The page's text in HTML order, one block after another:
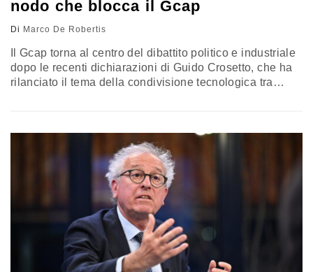
nodo che blocca il Gcap
Di Marco De Robertis
Il Gcap torna al centro del dibattito politico e industriale
dopo le recenti dichiarazioni di Guido Crosetto, che ha
rilanciato il tema della condivisione tecnologica tra
paritaria. Sullo sfondo emerge una tensione strutturale
tra tutela degli interessi nazionali e necessità di
integrazione industriale nei grandi programmi di difesa